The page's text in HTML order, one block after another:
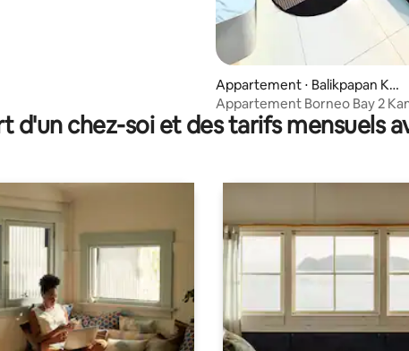
Appartement ⋅ Balikpapan Kot
a
Appartement Borneo Bay 2
d'un chez-soi et des tarifs mensuels